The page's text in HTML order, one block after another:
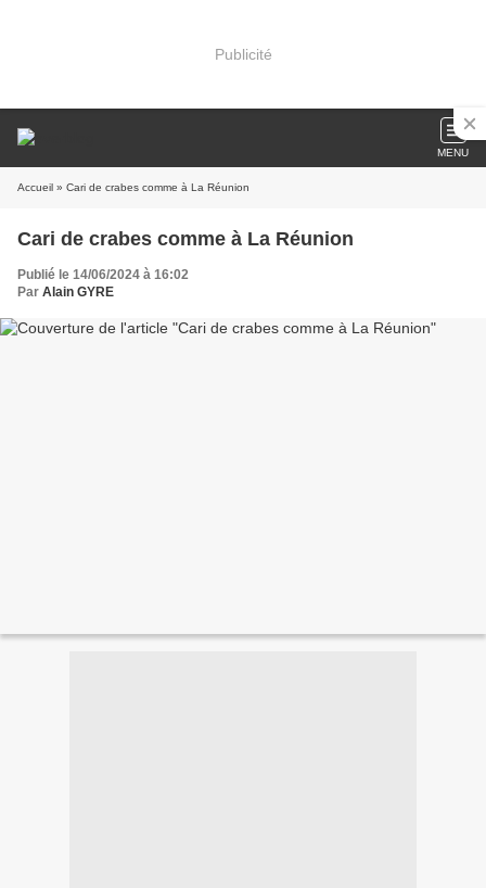
Publicité
MENU
Accueil » Cari de crabes comme à La Réunion
Cari de crabes comme à La Réunion
Publié le 14/06/2024 à 16:02
Par Alain GYRE